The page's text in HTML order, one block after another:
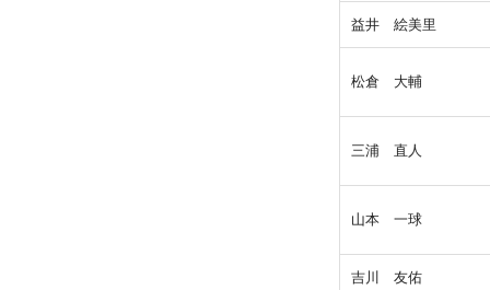
益井 絵美里
松倉 大輔
三浦 直人
山本 一球
吉川 友佑